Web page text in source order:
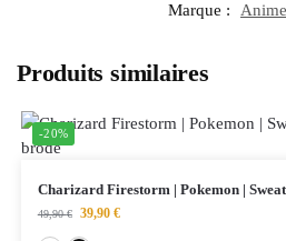
Marque :
Produits similaires
-20%
Charizard Firestorm | Pokemon |
49,90€ 39,90 €